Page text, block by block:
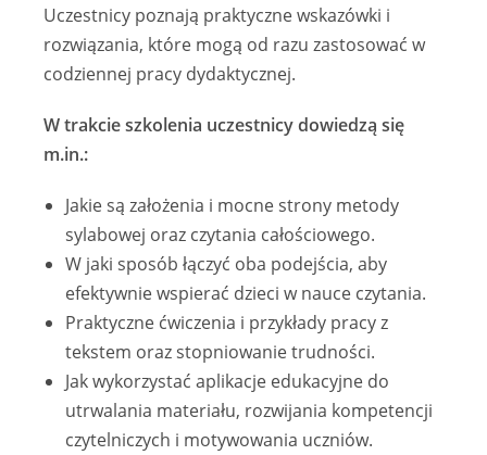
Uczestnicy poznają praktyczne wskazówki i
rozwiązania, które mogą od razu zastosować w
codziennej pracy dydaktycznej.
W trakcie szkolenia uczestnicy dowiedzą się
m.in.:
Jakie są założenia i mocne strony metody
sylabowej oraz czytania całościowego.
W jaki sposób łączyć oba podejścia, aby
efektywnie wspierać dzieci w nauce czytania.
Praktyczne ćwiczenia i przykłady pracy z
tekstem oraz stopniowanie trudności.
Jak wykorzystać aplikacje edukacyjne do
utrwalania materiału, rozwijania kompetencji
czytelniczych i motywowania uczniów.